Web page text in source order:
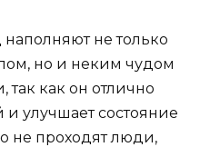
не только
но и неким чудом
как он отлично
и улучшает состояние
не проходят люди,